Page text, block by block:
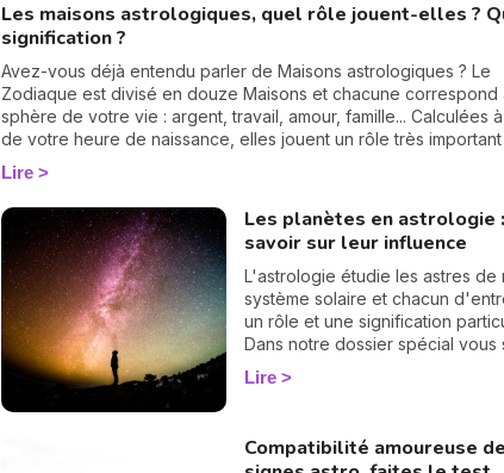
Les maisons astrologiques, quel rôle jouent-elles ?
signification ?
Avez-vous déjà entendu parler de Maisons astrologiques ? Le
Zodiaque est divisé en douze Maisons et chacune correspond
sphère de votre vie : argent, travail, amour, famille... Calculées
de votre heure de naissance, elles jouent un rôle très
mieux comprendre votre personnalité et votre avenir. Voici leurs
significations !
Lire
Les planètes en astrologie
savoir sur leur influence
L'astrologie étudie les astres de
système solaire et chacun
un rôle et une signification
Dans notre dossier spécial vous
tout sur ces planètes d'un point
astronomique, astrologique et
secret pour vous !
Lire
Compatibilité amoureuse